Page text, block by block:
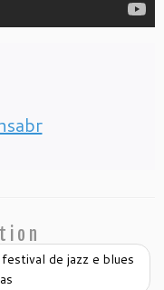
de jazz e blues